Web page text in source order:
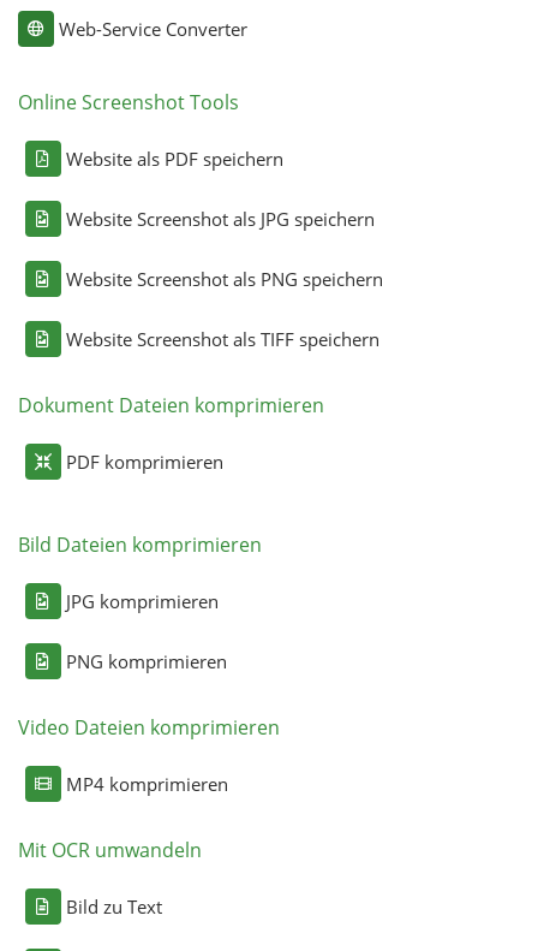
Web-Service Converter
Online Screenshot Tools
Website als PDF speichern
Website Screenshot als JPG speichern
Website Screenshot als PNG speichern
Website Screenshot als TIFF speichern
Dokument Dateien komprimieren
PDF komprimieren
Bild Dateien komprimieren
JPG komprimieren
PNG komprimieren
Video Dateien komprimieren
MP4 komprimieren
Mit OCR umwandeln
Bild zu Text